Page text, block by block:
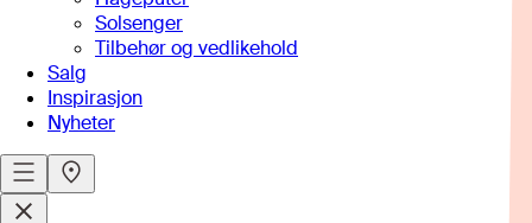
Solsenger
Tilbehør og vedlikehold
Salg
Inspirasjon
Nyheter